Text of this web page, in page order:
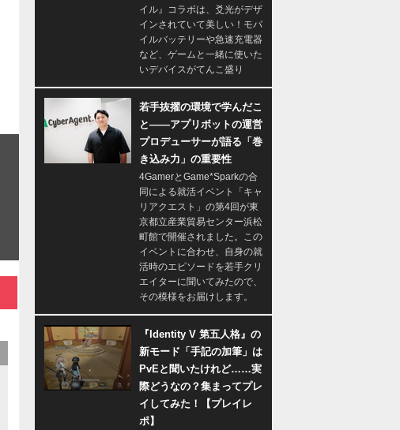
イル』コラボは、爻光がデザ
インされていて美しい！モバ
イルバッテリーや急速充電器
など、ゲームと一緒に使いた
いデバイスがてんこ盛り
若手抜擢の環境で学んだこ
と――アプリボットの運営
プロデューサーが語る「巻
き込み力」の重要性
4GamerとGame*Sparkの合
同による就活イベント「キャ
リアクエスト」の第4回が東
京都立産業貿易センター浜松
町館で開催されました。この
イベントに合わせ、自身の就
活時のエピソードを若手クリ
エイターに聞いてみたので、
その模様をお届けします。
『Identity V 第五人格』の
新モード「手記の加筆」は
PvEと聞いたけれど……実
際どうなの？集まってプレ
イしてみた！【プレイレ
ポ】